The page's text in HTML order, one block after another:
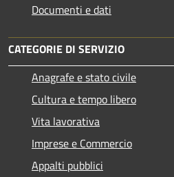
Documenti e dati
CATEGORIE DI SERVIZIO
Anagrafe e stato civile
Cultura e tempo libero
Vita lavorativa
Imprese e Commercio
Appalti pubblici